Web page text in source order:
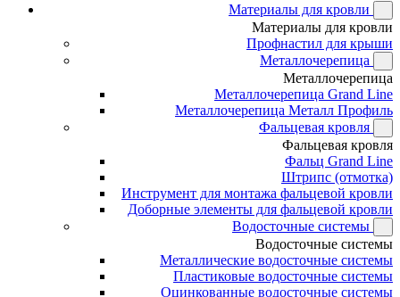
Материалы для кровли
Материалы для кровли
Профнастил для крыши
Металлочерепица
Металлочерепица
Металлочерепица Grand Line
Металлочерепица Металл Профиль
Фальцевая кровля
Фальцевая кровля
Фальц Grand Line
Штрипс (отмотка)
Инструмент для монтажа фальцевой кровли
Доборные элементы для фальцевой кровли
Водосточные системы
Водосточные системы
Металлические водосточные системы
Пластиковые водосточные системы
Оцинкованные водосточные системы